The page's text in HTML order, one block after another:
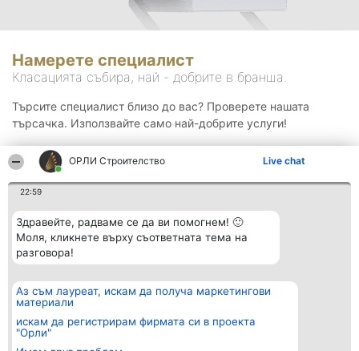
ОРЛИ Строителство Live chat
22:59
Здравейте, радваме се да ви помогнем! 🙂
Моля, кликнете върху съответната тема на
разговора!
Аз съм лауреат, искам да получа маркетингови
материали
искам да регистрирам фирмата си в проекта
"Орли"
Намерете специалист
Класацията събира, най - добрите в бранша.
Търсите специалист близо до вас? Проверете нашата
търсачка. Използвайте само най-добрите услуги!
Организатор на
класиране
BulevardulAleea Timișul De
Sus Nr. 2, Bl. A30, Sc. A, Et.
Класация
всички
Контакти